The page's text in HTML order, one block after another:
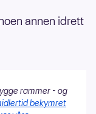
annen idrett
rammer - og
bekymret